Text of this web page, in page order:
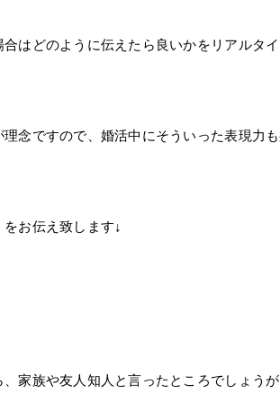
はどのように伝えたら良いかをリアルタ
念ですので、婚活中にそういった表現力
お伝え致します↓
家族や友人知人と言ったところでしょう